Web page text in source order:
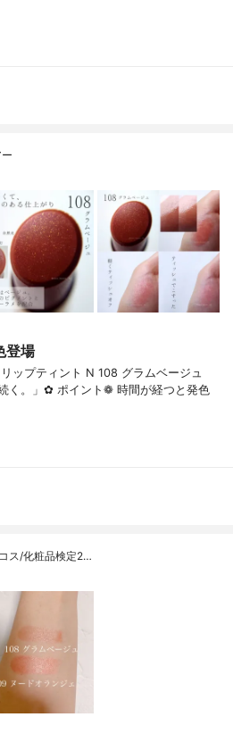
登場
ップティント N 108 グラムベージュ
く。」✿ ポイント❁︎ 時間が経つと発色
ス/化粧品検定2…